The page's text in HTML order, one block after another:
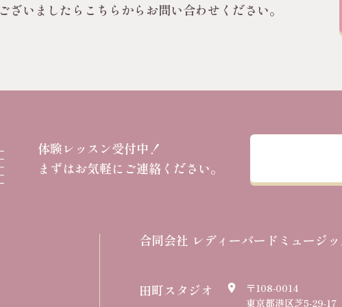
ございましたらこちらからお問い合わせください。
体験レッスン受付中！
まずはお気軽にご連絡ください。
合同会社 レディーバードミュージ
田町スタジオ place
〒108-0014
東京都港区芝5-29-17